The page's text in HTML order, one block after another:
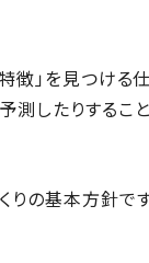
徴」を見つける
したりすること
の基本方針です